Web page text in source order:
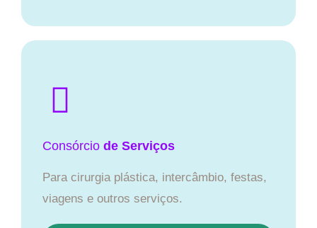
Consórcio de Serviços
Para cirurgia plástica, intercâmbio, festas,
viagens e outros serviços.